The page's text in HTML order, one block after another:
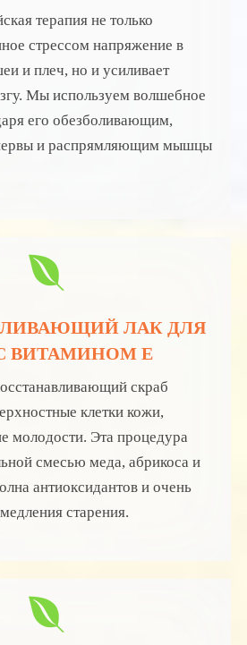
терапия не только
стрессом напряжение в
и плеч, но и усиливает
Мы используем волшебное
его обезболивающим,
и распрямляющим мышцы
ЛАК ДЛЯ
ВИТАМИНОМ Е
скраб
клетки кожи,
молодости. Эта процедура
смесью меда, абрикоса и
антиоксидантов и очень
старения.